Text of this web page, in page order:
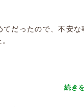
てだったので、不安
続き